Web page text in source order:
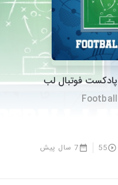
فوتبال لب
55 7 سال پیش